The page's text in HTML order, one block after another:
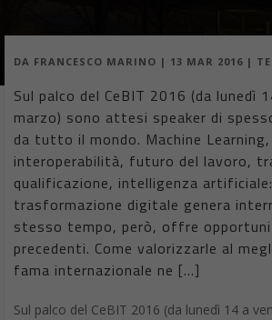
DA FRANCESCO MARINO | 13 MAR 2016 |
Sul palco del CeBIT 2016 (da lunedì
marzo) sono attesi speaker di
da tutto il mondo. Machine
interoperabilità, futuro del lavoro,
qualificazione, intelligenza
trasformazione digitale genera
stesso tempo, però, offre
precedenti. Come valorizzarle al
fama internazionale ne […]
Sul palco del CeBIT 2016 (da lunedì 14 a